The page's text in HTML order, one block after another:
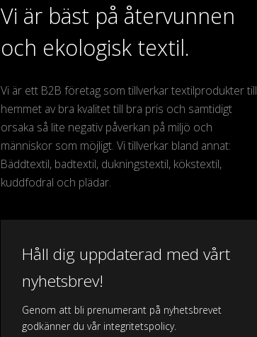
Vi är bäst på återvunnen
och ekologisk textil.
Vi är ett B2B företag som tillverkar textilprodukter till
hemmet av bra kvalitet till bra pris och samtidigt
orsaka så lite negativ påverkan på miljö och
människor som möjligt. Vi tillverkar bland annat:
Bäddtextil, badtextil, dukningstextil, kökstextil,
kuddfodral och plädar.
Håll dig uppdaterad med vårt
nyhetsbrev!
Genom att bli prenumerant på nyhetsbrevet
godkänner du vår integritetspolicy.